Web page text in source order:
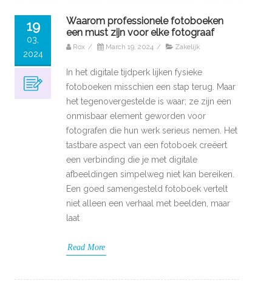
19
03,
2024
Waarom professionele fotoboeken
een must zijn voor elke fotograaf
Rox / March 19, 2024 / Zakelijk
In het digitale tijdperk lijken fysieke
fotoboeken misschien een stap terug. Maar
het tegenovergestelde is waar; ze zijn een
onmisbaar element geworden voor
fotografen die hun werk serieus nemen. Het
tastbare aspect van een fotoboek creëert
een verbinding die je met digitale
afbeeldingen simpelweg niet kan bereiken.
Een goed samengesteld fotoboek vertelt
niet alleen een verhaal met beelden, maar
laat
Read More